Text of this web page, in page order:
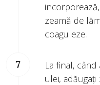
zeamă de
coaguleze.
La final,
ulei,